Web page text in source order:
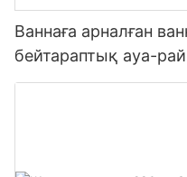
Ваннаға арналған
бейтараптық ауа-